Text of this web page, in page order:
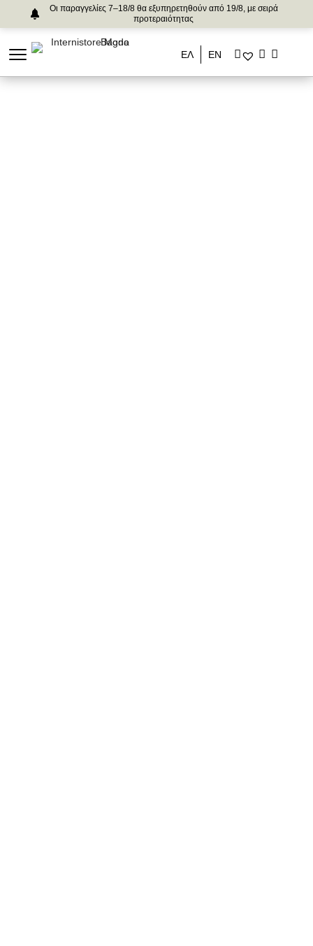
Οι παραγγελίες 7–18/8 θα εξυπηρετηθούν από 19/8, με σειρά
προτεραιότητας
ΕΛ ΕΝ